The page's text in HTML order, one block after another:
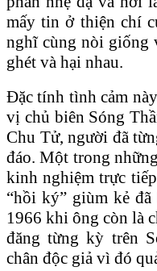
mấy tin ở thiện chí
nghĩ cùng nòi giống
ghét và hại nhau.
Đặc tính tình cảm
vị chủ biên Sóng
Chu Tử, người đã
đáo. Một trong
kinh nghiệm trực
“hồi ký” giùm kẻ đã
1966 khi ông còn là
đăng từng kỳ trên
chân độc giả vì đó